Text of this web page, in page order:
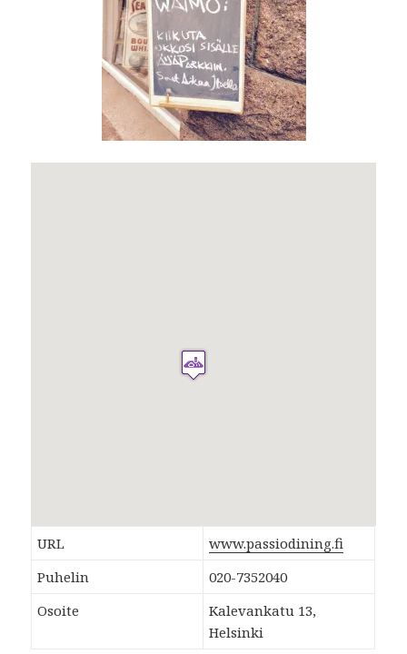
URL
www.passiodining.fi
Puhelin
020-7352040
Osoite
Kalevankatu 13,
Helsinki